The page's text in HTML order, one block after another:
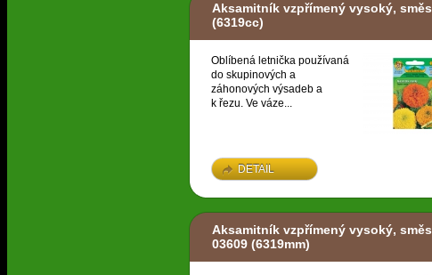
Aksamitník vzpřímený vysoký, směs
(6319cc)
Oblíbená letnička používaná
do skupinových a
záhonových výsadeb a
k řezu. Ve váze...
DETAIL
Aksamitník vzpřímený vysoký, směs
03609 (6319mm)